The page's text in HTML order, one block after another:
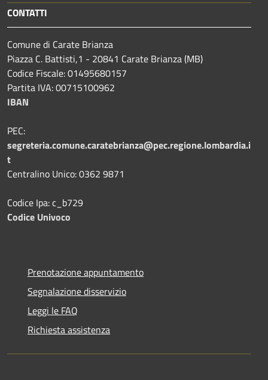
CONTATTI
Comune di Carate Brianza
Piazza C. Battisti,1 - 20841 Carate Brianza (MB)
Codice Fiscale: 01495680157
Partita IVA: 00715100962
IBAN
PEC:
segreteria.comune.caratebrianza@pec.regione.lombardia.i
t
Centralino Unico: 0362 9871
Codice Ipa: c_b729
Codice Univoco
Prenotazione appuntamento
Segnalazione disservizio
Leggi le FAQ
Richiesta assistenza